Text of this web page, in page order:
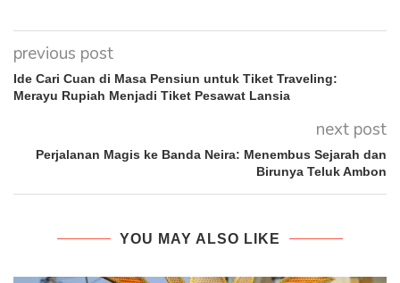
previous post
Ide Cari Cuan di Masa Pensiun untuk Tiket Traveling:
Merayu Rupiah Menjadi Tiket Pesawat Lansia
next post
Perjalanan Magis ke Banda Neira: Menembus Sejarah dan
Birunya Teluk Ambon
YOU MAY ALSO LIKE